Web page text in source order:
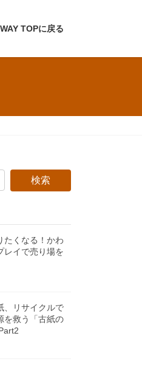
TOPに戻る
たくなる！かわ
レイで売り場を
、リサイクルで
を救う「古紙の